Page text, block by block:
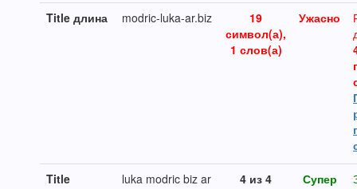
Title длина modric-luka-ar.biz
19
символ(а),
1 слов(а)
Ужасно
Title
luka modric biz ar
4 из 4
Супер